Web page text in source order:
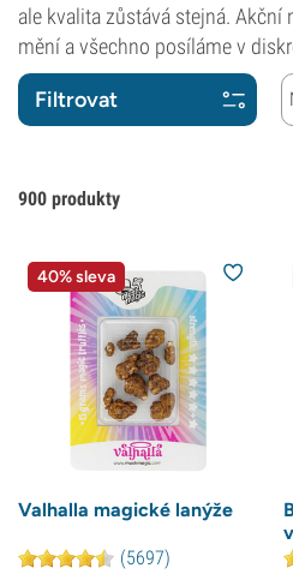
ale kvalita zůstává stejná. Akční
mění a všechno posíláme v
Filtrovat
900 produkty
40% sleva
Valhalla magické lanýže
(5697)